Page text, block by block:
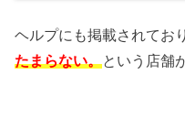
ヘルプにも掲載されてお
たまらない。という店舗